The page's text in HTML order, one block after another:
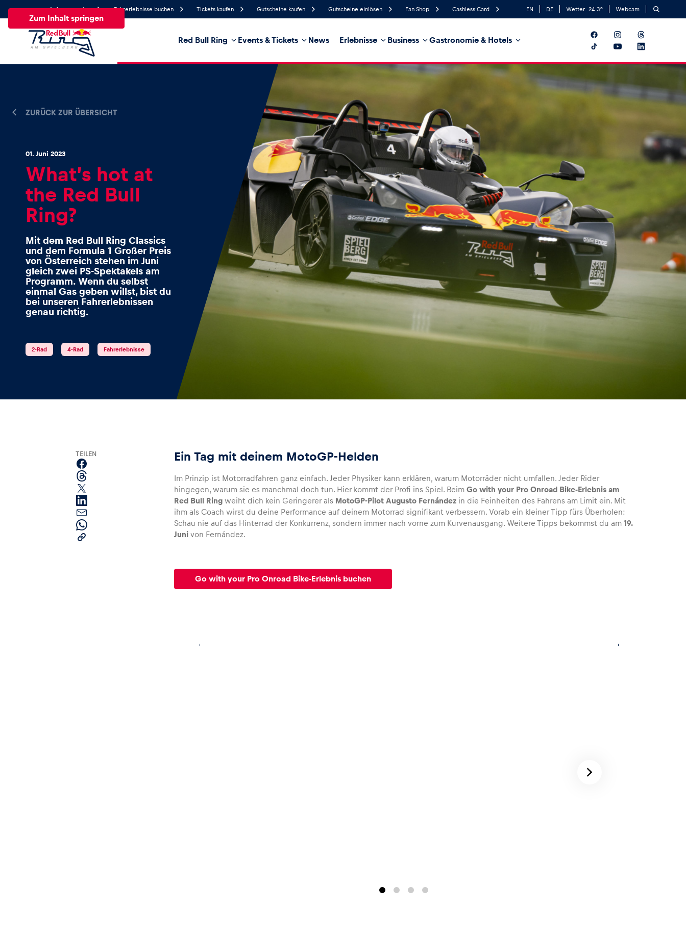
Zum Inhalt springen
Anfrage senden Fahrerlebnisse buchen Tickets kaufen Gutscheine kaufen Gutscheine einlösen Fan Shop Cashless Card EN DE Wetter: 24.3° Webcam
Red Bull Ring Events & Tickets News Erlebnisse Business Gastronomie & Hotels
24.3°
Regenwahrscheinlichkeit
Nordwest Windrichtung
Business
News
Alle anzeigen
Events
Alle anzeigen
ZURÜCK ZUR ÜBERSICHT
01. Juni 2023
What’s hot at
the Red Bull
Ring?
Mit dem Red Bull Ring Classics
und dem Formula 1 Großer Preis
von Österreich stehen im Juni
gleich zwei PS-Spektakels am
Programm. Wenn du selbst
einmal Gas geben willst, bist du
bei unseren Fahrerlebnissen
genau richtig.
2-Rad 4-Rad Fahrerlebnisse
TEILEN Ein Tag mit deinem MotoGP-Helden
Im Prinzip ist Motorradfahren ganz einfach. Jeder Physiker kann erklären, warum Motorräder nicht umfallen. Jeder Rider
hingegen, warum sie es manchmal doch tun. Hier kommt der Profi ins Spiel. BeimGo with your Pro Onroad Bike-Erlebnis am
Red Bull Ring weiht dich kein Geringerer als MotoGP-Pilot Augusto Fernández in die Feinheiten des Fahrens am Limit ein. Mit
ihm als Coach wirst du deine Performance auf deinem Motorrad signifikant verbessern. Vorab ein kleiner Tipp fürs Überholen:
Schau nie auf das Hinterrad der Konkurrenz, sondern immer nach vorne zum Kurvenausgang. Weitere Tipps bekommst du am19.
Juni von Fernández.
Go with your Pro Onroad Bike-Erlebnis buchen